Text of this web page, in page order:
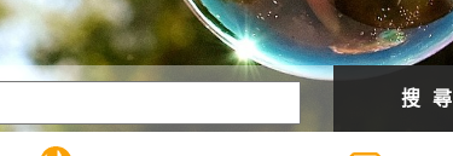
搜 尋